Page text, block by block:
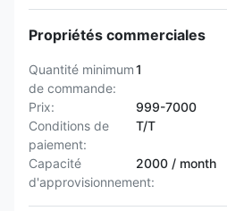
Propriétés commerciales
Quantité minimum
de commande:
1
Prix:
999-7000
Conditions de
paiement:
T/T
Capacité
d'approvisionnement:
2000 / month